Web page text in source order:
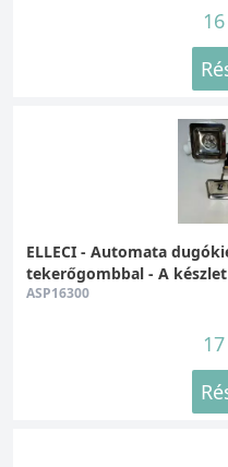
ELLECI - Automata
tekerőgombbal - A
ASP16300